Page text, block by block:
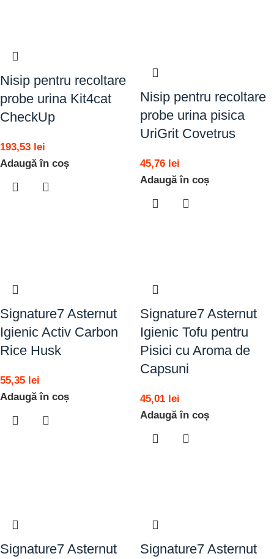
Nisip pentru recoltare
probe urina Kit4cat
CheckUp
193,53 lei
Adaugă în coș
Nisip pentru recoltare
probe urina pisica
UriGrit Covetrus
45,76 lei
Adaugă în coș
Signature7 Asternut
Igienic Activ Carbon
Rice Husk
55,35 lei
Adaugă în coș
Signature7 Asternut
Igienic Tofu pentru
Pisici cu Aroma de
Capsuni
45,01 lei
Adaugă în coș
Signature7 Asternut
Signature7 Asternut